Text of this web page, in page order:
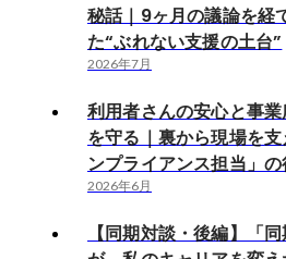
秘話｜9ヶ月の議論を経
た“ぶれない支援の土台”
2026年7月
利用者さんの安心と事
を守る｜裏から現場を
ンプライアンス担当」
2026年6月
【同期対談・後編】「